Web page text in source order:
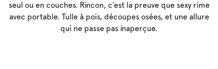
seul ou en couches. Rincon, c’est la preuve que sexy rime
avec portable. Tulle à pois, découpes osées, et une allure
qui ne passe pas inaperçue.